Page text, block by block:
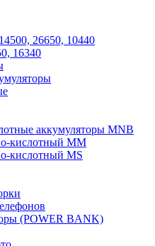
26650, 10440
16340
аккумуляторы MNB
кислотный MM
кислотный MS
(POWER BANK)